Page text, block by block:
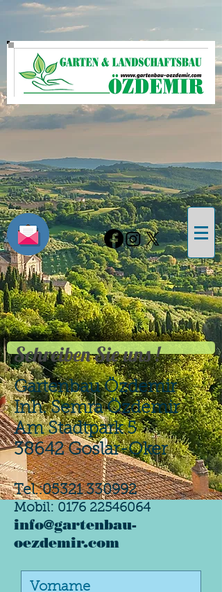
Schreiben Sie uns !
Gartenbau Özdemir
Inh. Semra Özdemir
Am Stadtpark 5
38642 Goslar-Oker
Tel.:05321 330992
Mobil: 0176 22546064
info@gartenbau-
oezdemir.com